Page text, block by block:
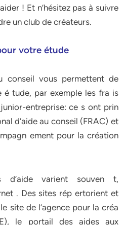
! Et n’hésitez pas à suivre
un club de créateurs.
votre étude
conseil vous permettent de
tude, par exemple les fra is
entreprise: ce s ont prin
d’aide au conseil (FRAC) et
ement pour la création
d’aide varient souven t,
. Des sites rép ertorient et
site de l’agence pour la créa
le portail des aides aux